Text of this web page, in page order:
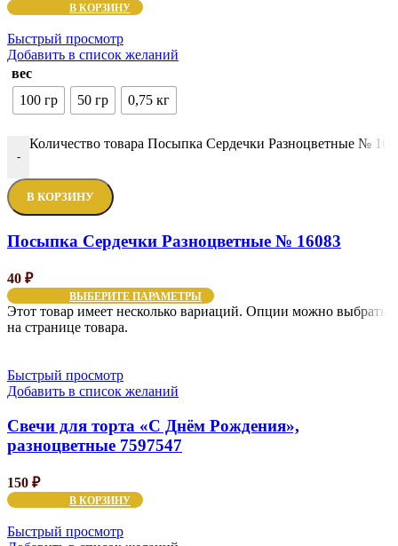
В КОРЗИНУ
Быстрый просмотр
Добавить в список желаний
вес
100 гр
50 гр 0,75 кг
-
Количество товара Посыпка Сердечки Разноцветные №
В КОРЗИНУ
Посыпка Сердечки Разноцветные № 16083
40 ₽
ВЫБЕРИТЕ ПАРАМЕТРЫ
Этот товар имеет несколько вариаций. Опции можно выбрать
на странице товара.
Быстрый просмотр
Добавить в список желаний
Свечи для торта «С Днём Рождения»,
разноцветные 7597547
150 ₽
В КОРЗИНУ
Быстрый просмотр